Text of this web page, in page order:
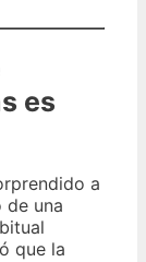
es
a
de una
que la